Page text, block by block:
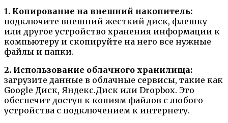
1. Копирование на внешний накопитель:
подключите внешний жесткий диск, флешку
или другое устройство хранения информации к
компьютеру и скопируйте на него все нужные
файлы и папки.
2. Использование облачного хранилища:
загрузите данные в облачные сервисы, такие как
Google Диск, Яндекс.Диск или Dropbox. Это
обеспечит доступ к копиям файлов с любого
устройства с подключением к интернету.